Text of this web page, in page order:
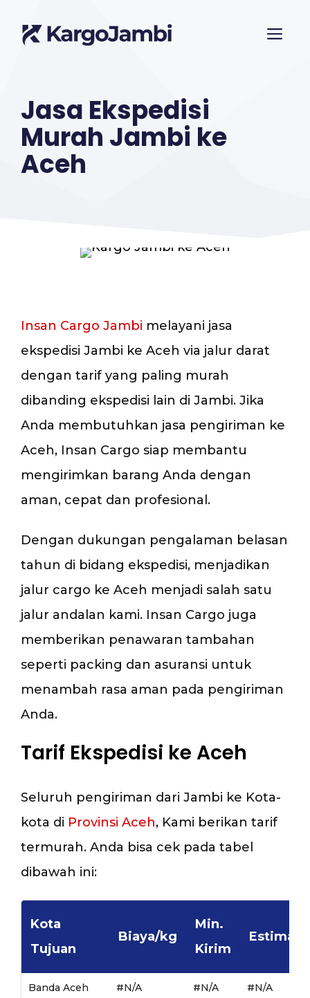
Jasa Ekspedisi
Murah Jambi ke
Aceh
Insan Cargo Jambi melayani jasa
ekspedisi Jambi ke Aceh via jalur darat
dengan tarif yang paling murah
dibanding ekspedisi lain di Jambi. Jika
Anda membutuhkan jasa pengiriman ke
Aceh, Insan Cargo siap membantu
mengirimkan barang Anda dengan
aman, cepat dan profesional.
Dengan dukungan pengalaman belasan
tahun di bidang ekspedisi, menjadikan
jalur cargo ke Aceh menjadi salah satu
jalur andalan kami. Insan Cargo juga
memberikan penawaran tambahan
seperti packing dan asuransi untuk
menambah rasa aman pada pengiriman
Anda.
Tarif Ekspedisi ke Aceh
Seluruh pengiriman dari Jambi ke Kota-
kota di Provinsi Aceh, Kami berikan tarif
termurah. Anda bisa cek pada tabel
dibawah ini:
Kota
Tujuan
Biaya/kg
Min.
Kirim
Estimasi
Banda Aceh #N/A #N/A #N/A